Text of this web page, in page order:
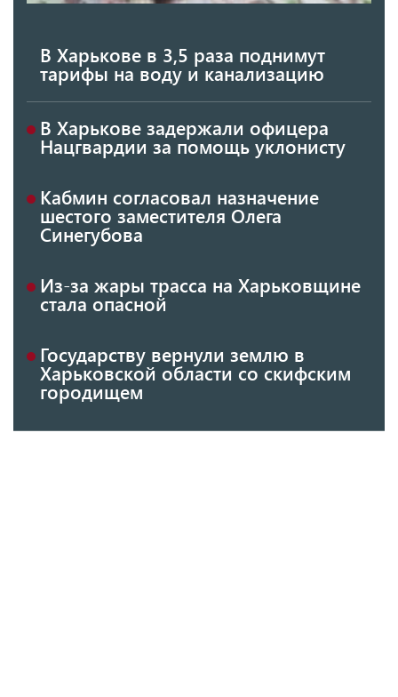
В Харькове в 3,5 раза поднимут
тарифы на воду и канализацию
В Харькове задержали офицера
Нацгвардии за помощь уклонисту
Кабмин согласовал назначение
шестого заместителя Олега
Синегубова
Из-за жары трасса на Харьковщине
стала опасной
Государству вернули землю в
Харьковской области со скифским
городищем